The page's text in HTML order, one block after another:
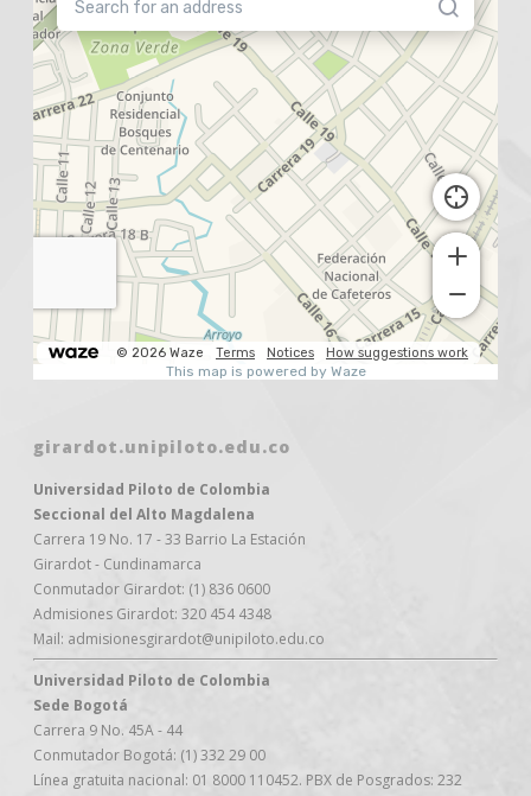
girardot.unipiloto.edu.co
Universidad Piloto de Colombia
Seccional del Alto Magdalena
Carrera 19 No. 17 - 33 Barrio La Estación
Girardot - Cundinamarca
Conmutador Girardot: (1) 836 0600
Admisiones Girardot: 320 454 4348
Mail: admisionesgirardot@unipiloto.edu.co
Universidad Piloto de Colombia
Sede Bogotá
Carrera 9 No. 45A - 44
Conmutador Bogotá: (1) 332 29 00
Línea gratuita nacional: 01 8000 110452. PBX de Posgrados: 232